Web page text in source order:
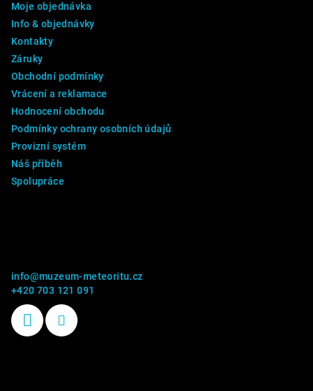
Moje objednávka
Info & objednávky
Kontakty
Záruky
Obchodní podmínky
Vrácení a reklamace
Hodnocení obchodu
Podmínky ochrany osobních údajů
Provizní systém
Náš příběh
Spolupráce
info@muzeum-meteoritu.cz
+420 703 121 091